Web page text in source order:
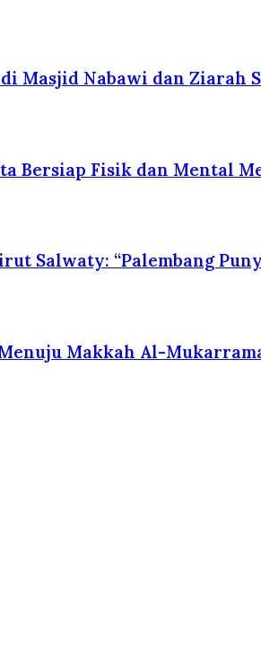
Masjid Nabawi dan Ziarah
Bersiap Fisik dan Mental
Salwaty: “Palembang
Makkah Al-